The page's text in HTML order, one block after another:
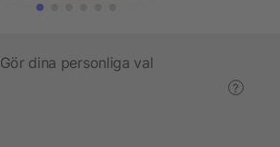
Gör dina personliga val
?